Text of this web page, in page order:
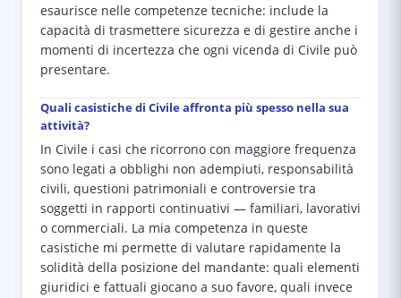
esaurisce nelle competenze tecniche: include la
capacità di trasmettere sicurezza e di gestire anche i
momenti di incertezza che ogni vicenda di Civile può
presentare.
Quali casistiche di Civile affronta più spesso nella sua
attività?
In Civile i casi che ricorrono con maggiore frequenza
sono legati a obblighi non adempiuti, responsabilità
civili, questioni patrimoniali e controversie tra
soggetti in rapporti continuativi — familiari, lavorativi
o commerciali. La mia competenza in queste
casistiche mi permette di valutare rapidamente la
solidità della posizione del mandante: quali elementi
giuridici e fattuali giocano a suo favore, quali invece